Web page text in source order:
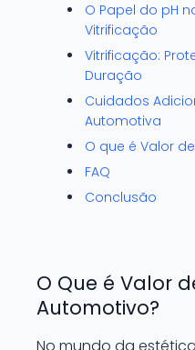
O Papel do pH
Vitrificação
Vitrificação:
Duração
Cuidados
Automotiva
O que é Valor
FAQ
Conclusão
O Que é Valor
Automotivo?